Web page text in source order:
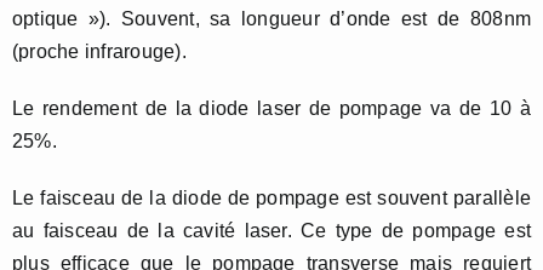
optique »). Souvent, sa longueur d’onde est de 808nm
(proche infrarouge).
Le rendement de la diode laser de pompage va de 10 à
25%.
Le faisceau de la diode de pompage est souvent parallèle
au faisceau de la cavité laser. Ce type de pompage est
plus efficace que le pompage transverse mais requiert